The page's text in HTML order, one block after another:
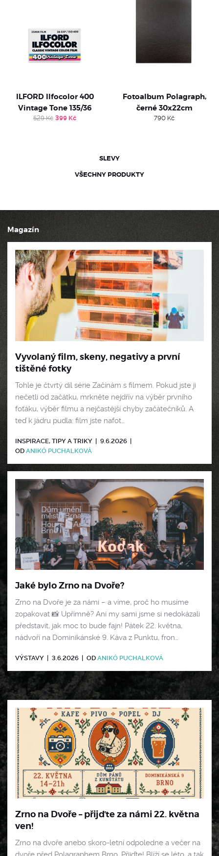
ILFORD Ilfocolor 400
Vintage Tone 135/36
529Kč Original
399 KčCurrent
Fotoalbum Polagraph,
černé 30x22cm
790 Kč
SLEVY
VŠECHNY PRODUKTY
Magazín
Vyvolaný film, skeny, negativy a první
tištěné fotky
Tohle je čtvrtý díl série Začínám s filmem. Pokud jste ji
nečetli od začátku, mrkněte nejdřív na výběr prvního
foťáku, výběr filmu a nejčastější chyby začátečníků. A
teď k jádru pudla: film jste nafot…
INSPIRACE, TIPY A TRIKY | 9.6.2026 |
OD ANIKÓ PUCHALKOVÁ
Jaké bylo Zrno na Dvoře?
Zrno na Dvoře je za námi – a víme, proč ho musíme
zopakovat 📸 Upřímně? Ani my sami jsme si nedokázali
představit, jak moc to bude fajn! Pátek 22. května,
nádvoří na Dominikánské 9. Káva z Punktu, fron…
VÝSTAVY 3.6.2026 OD ANIKÓ PUCHALKOVÁ
Zrno na Dvoře – přijďte za námi 22. května
ven!
Zrno na dvoře anebo skoro-letní odpoledne a večer na